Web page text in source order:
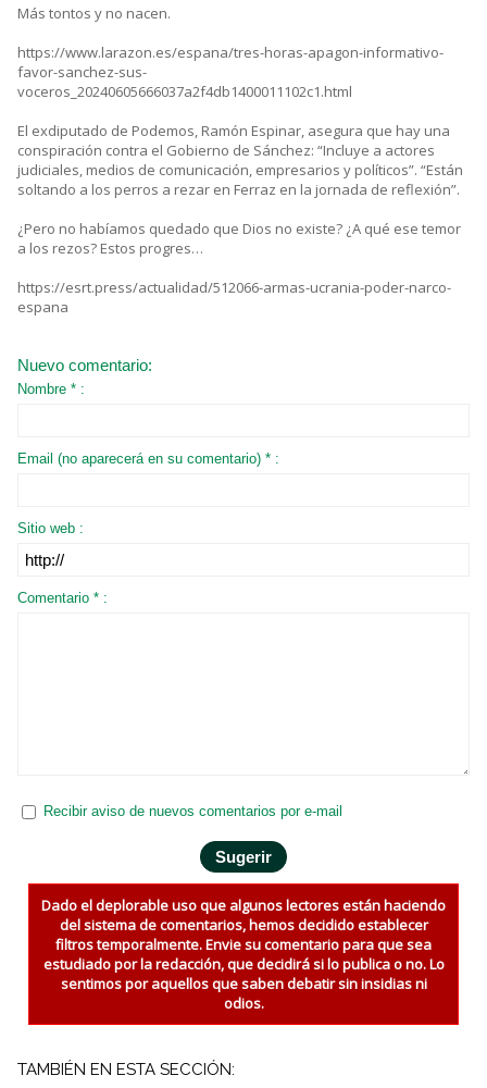
Más tontos y no nacen.
https://www.larazon.es/espana/tres-horas-apagon-informativo-
favor-sanchez-sus-
voceros_20240605666037a2f4db1400011102c1.html
El exdiputado de Podemos, Ramón Espinar, asegura que hay una
conspiración contra el Gobierno de Sánchez: “Incluye a actores
judiciales, medios de comunicación, empresarios y políticos”. “Están
soltando a los perros a rezar en Ferraz en la jornada de reflexión”.
¿Pero no habíamos quedado que Dios no existe? ¿A qué ese temor
a los rezos? Estos progres…
https://esrt.press/actualidad/512066-armas-ucrania-poder-narco-
espana
Nuevo comentario:
Nombre * :
Email (no aparecerá en su comentario) * :
Sitio web :
Comentario * :
Recibir aviso de nuevos comentarios por e-mail
Dado el deplorable uso que algunos lectores están haciendo
del sistema de comentarios, hemos decidido establecer
filtros temporalmente. Envie su comentario para que sea
estudiado por la redacción, que decidirá si lo publica o no. Lo
sentimos por aquellos que saben debatir sin insidias ni
odios.
TAMBIÉN EN ESTA SECCIÓN: